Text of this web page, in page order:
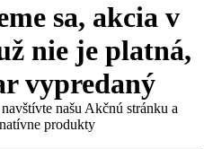
sa, akcia v
nie je platná,
vypredaný
našu Akčnú stránku a
produkty